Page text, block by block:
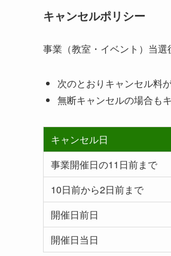
キャンセルポリシー
事業（教室・イベント）当
次のとおりキャンセル料
無断キャンセルの場合も
キャンセル日
事業開催日の11日前まで
10日前から2日前まで
開催日前日
開催日当日